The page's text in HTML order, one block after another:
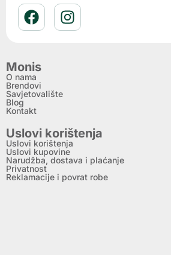
Monis
O nama
Brendovi
Savjetovalište
Blog
Kontakt
Uslovi korištenja
Uslovi korištenja
Uslovi kupovine
Narudžba, dostava i plaćanje
Privatnost
Reklamacije i povrat robe